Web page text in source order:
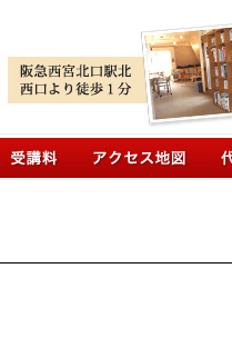
コンテンツへ移動